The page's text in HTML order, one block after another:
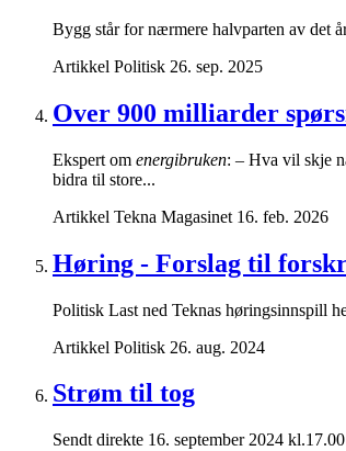
Bygg står for nærmere halvparten av det
Artikkel Politisk 26. sep. 2025
Over 900 milliarder
Ekspert om energibruken: – Hva vil skje
bidra til store...
Artikkel Tekna Magasinet 16. feb. 2026
Høring - Forslag til
Politisk Last ned Teknas høringsinnspill
Artikkel Politisk 26. aug. 2024
Strøm til tog
Sendt direkte 16. september 2024